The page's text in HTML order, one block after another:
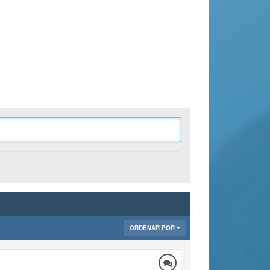
ORDENAR POR